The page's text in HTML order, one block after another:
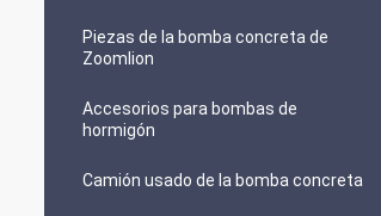
Piezas de la bomba concreta de
Zoomlion
Accesorios para bombas de
hormigón
Camión usado de la bomba concreta